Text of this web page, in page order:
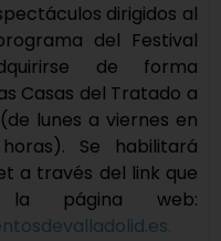
dirigidos al
del Festival
de forma
Casas del Tratado a
lunes a viernes en
Se habilitará
a través del link que
página web: